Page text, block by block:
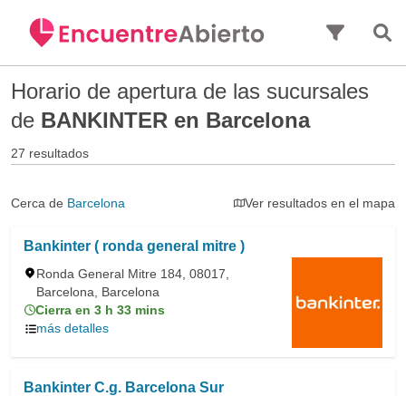
Horario de apertura de las sucursales
de BANKINTER en Barcelona
27 resultados
Cerca de Barcelona Ver resultados en el mapa
Bankinter ( ronda general mitre )
Ronda General Mitre 184, 08017,
Barcelona, Barcelona
Cierra en 3 h 33 mins
más detalles
Bankinter C.g. Barcelona Sur